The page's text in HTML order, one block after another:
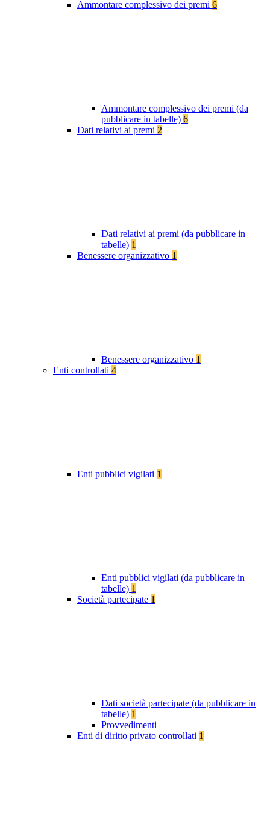
Ammontare complessivo dei premi 6
Ammontare complessivo dei premi (da
pubblicare in tabelle) 6
Dati relativi ai premi 2
Dati relativi ai premi (da pubblicare in
tabelle) 1
Benessere organizzativo 1
Benessere organizzativo 1
Enti controllati 4
Enti pubblici vigilati 1
Enti pubblici vigilati (da pubblicare in
tabelle) 1
Società partecipate 1
Dati società partecipate (da pubblicare in
tabelle) 1
Provvedimenti
Enti di diritto privato controllati 1